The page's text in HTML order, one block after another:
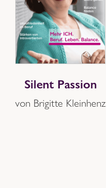
Silent Passion
von Brigitte Kleinhenz